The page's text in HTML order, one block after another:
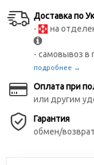
Доставка по
-
на
- самовывоз в
подробнее →
Оплата при
или другим
Гарантия
обмен/